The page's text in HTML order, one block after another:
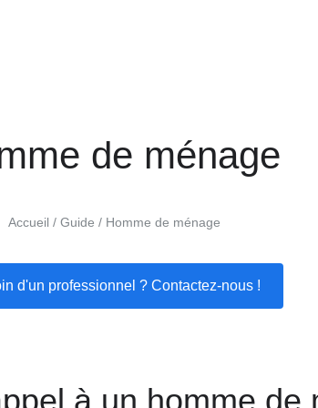
de ménage
Accueil Guide Homme de ménage
d'un professionnel ? Contactez-nous !
à un homme de